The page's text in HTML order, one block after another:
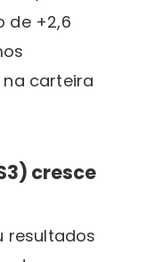
de +2,6
na carteira
cresce
resultados